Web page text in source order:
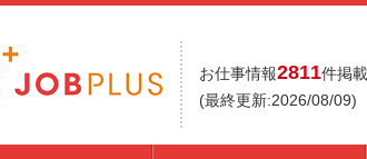
お仕事情報2811件掲
(最終更新:2026/08/09)